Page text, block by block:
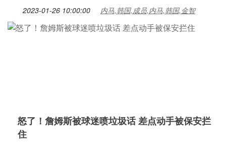
2023-01-26 10:00:00 内马,韩国,成员,内马,韩国,金智
怒了！詹姆斯被球迷喷垃圾话 差点动手被保安拦
住